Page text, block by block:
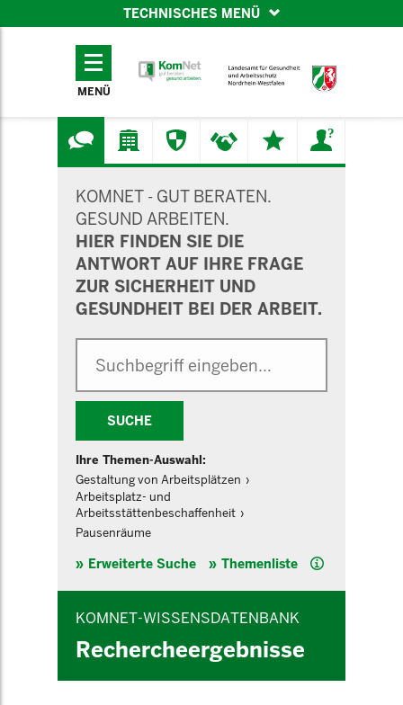
TECHNISCHES MENÜ
TECHNISCHES
MENÜ
KOMNET - GUT BERATEN.
GESUND ARBEITEN.
HIER FINDEN SIE DIE
ANTWORT AUF IHRE FRAGE
ZUR SICHERHEIT UND
GESUNDHEIT BEI DER ARBEIT.
SUCHE
Ihre Themen-Auswahl:
Gestaltung von Arbeitsplätzen
Arbeitsplatz- und
Arbeitsstättenbeschaffenheit
Pausenräume
Erweiterte Suche Themenliste Hilfe
KOMNET-WISSENSDATENBANK
Rechercheergebnisse